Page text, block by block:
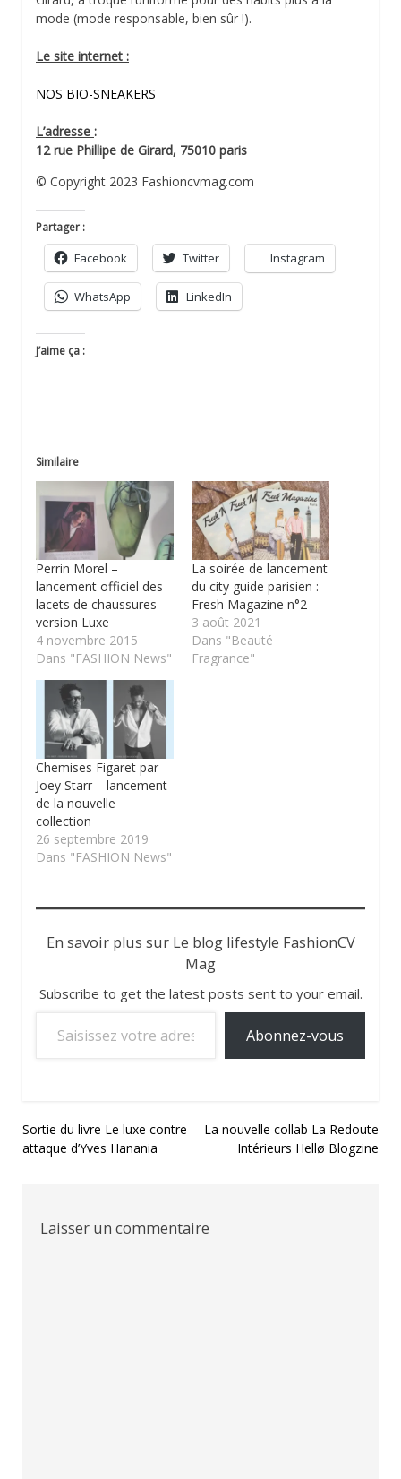
mode (mode responsable, bien sûr !).
Le site internet :
NOS BIO-SNEAKERS
L’adresse :
12 rue Phillipe de Girard, 75010 paris
© Copyright 2023 Fashioncvmag.com
Partager :
Facebook Twitter Instagram
WhatsApp LinkedIn
J’aime ça :
Similaire
Perrin Morel –
lancement officiel des
lacets de chaussures
version Luxe
4 novembre 2015
Dans "FASHION News"
La soirée de lancement
du city guide parisien :
Fresh Magazine n°2
3 août 2021
Dans "Beauté
Fragrance"
Chemises Figaret par
Joey Starr – lancement
de la nouvelle
collection
26 septembre 2019
Dans "FASHION News"
En savoir plus sur Le blog lifestyle FashionCV
Mag
Subscribe to get the latest posts sent to your email.
Abonnez-vous
Navigation
de
Sortie du livre Le luxe contre-
attaque d’Yves Hanania
La nouvelle collab La Redoute
Intérieurs Hellø Blogzine
Laisser un commentaire